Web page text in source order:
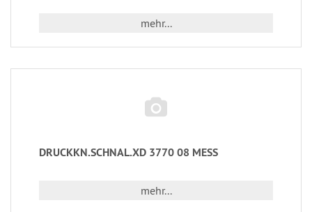
mehr...
DRUCKKN.SCHNAL.XD 3770 08 MESS
mehr...